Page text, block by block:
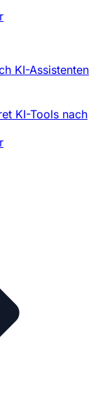
KI-Assistenten
KI-Tools nach